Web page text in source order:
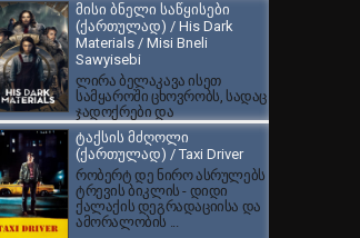
მისი ბნელი საწყისები
(ქართულად) / His Dark
Materials / Misi Bneli
Sawyisebi
ლირა ბელაკავა ისეთ
სამყაროში ცხოვრობს, სადაც
ჯადოქრები და
ბრონირებული დათვები ცხ...
ტაქსის მძღოლი
(ქართულად) / Taxi Driver
რობერტ დე ნირო ასრულებს
ტრევის ბიკლის - დიდი
ქალაქის დეგრადაციისა და
ამორალობის ...